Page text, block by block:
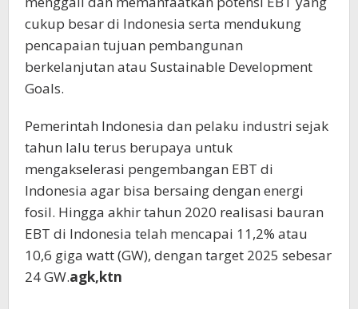
cukup besar di Indonesia serta mendukung
pencapaian tujuan pembangunan
berkelanjutan atau Sustainable Development
Goals.
Pemerintah Indonesia dan pelaku industri sejak
tahun lalu terus berupaya untuk
mengakselerasi pengembangan EBT di
Indonesia agar bisa bersaing dengan energi
fosil. Hingga akhir tahun 2020 realisasi bauran
EBT di Indonesia telah mencapai 11,2% atau
10,6 giga watt (GW), dengan target 2025 sebesar
24 GW.agk,ktn